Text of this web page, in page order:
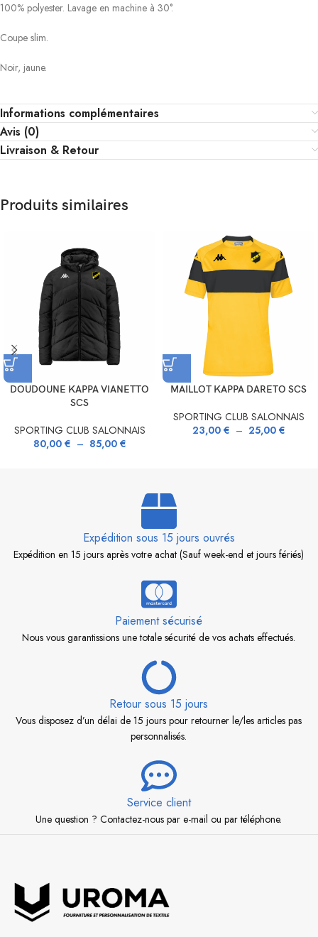
100% polyester. Lavage en machine à 30°.
Coupe slim.
Noir, jaune.
Informations complémentaires
Avis (0)
Livraison & Retour
Produits similaires
DOUDOUNE KAPPA VIANETTO
SCS
SPORTING CLUB SALONNAIS
80,00 € – 85,00 €
MAILLOT KAPPA DARETO SCS
SPORTING CLUB SALONNAIS
23,00 € – 25,00 €
Expédition sous 15 jours ouvrés
Expédition en 15 jours après votre achat (Sauf week-end et jours fériés)
Paiement sécurisé
Nous vous garantissions une totale sécurité de vos achats effectués.
Retour sous 15 jours
Vous disposez d’un délai de 15 jours pour retourner le/les articles pas
personnalisés.
Service client
Une question ? Contactez-nous par e-mail ou par téléphone.